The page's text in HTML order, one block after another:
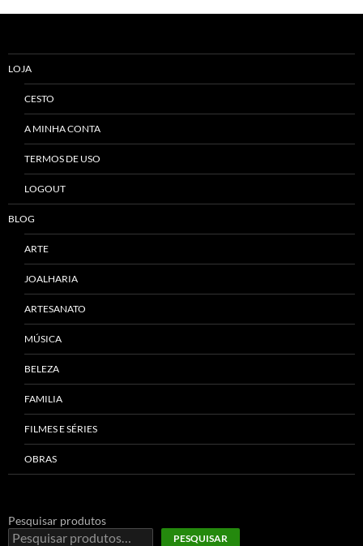
LOJA
CESTO
A MINHA CONTA
TERMOS DE USO
LOGOUT
BLOG
ARTE
JOALHARIA
ARTESANATO
MÚSICA
BELEZA
FAMILIA
FILMES E SÉRIES
OBRAS
Pesquisar produtos
PESQUISAR